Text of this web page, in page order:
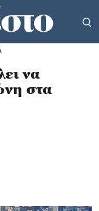
να
στα